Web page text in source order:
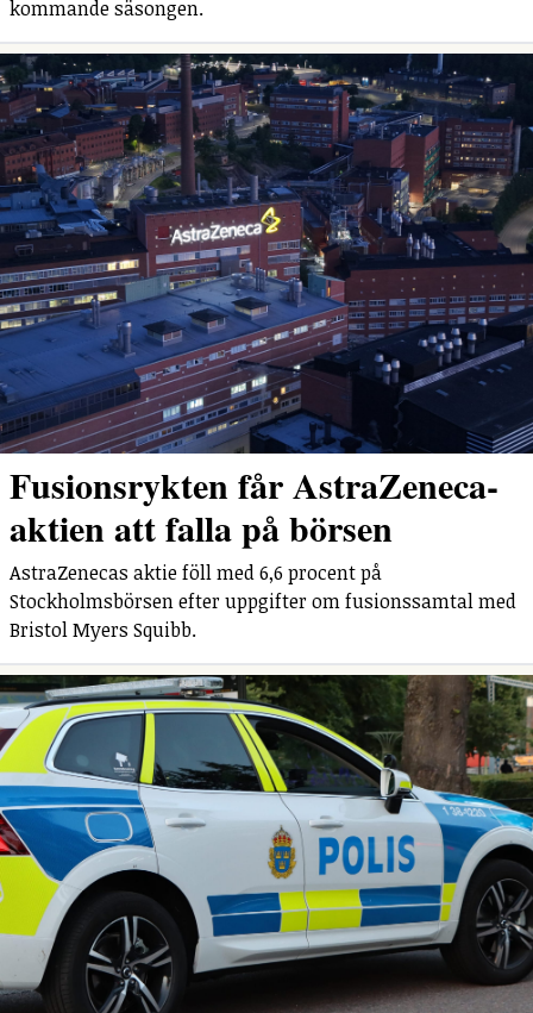
kommande säsongen.
Fusionsrykten får AstraZeneca-
aktien att falla på börsen
AstraZenecas aktie föll med 6,6 procent på
Stockholmsbörsen efter uppgifter om fusionssamtal med
Bristol Myers Squibb.